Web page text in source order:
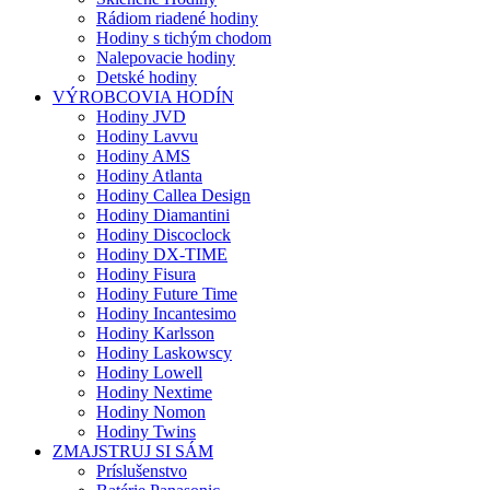
Rádiom riadené hodiny
Hodiny s tichým chodom
Nalepovacie hodiny
Detské hodiny
VÝROBCOVIA HODÍN
Hodiny JVD
Hodiny Lavvu
Hodiny AMS
Hodiny Atlanta
Hodiny Callea Design
Hodiny Diamantini
Hodiny Discoclock
Hodiny DX-TIME
Hodiny Fisura
Hodiny Future Time
Hodiny Incantesimo
Hodiny Karlsson
Hodiny Laskowscy
Hodiny Lowell
Hodiny Nextime
Hodiny Nomon
Hodiny Twins
ZMAJSTRUJ SI SÁM
Príslušenstvo